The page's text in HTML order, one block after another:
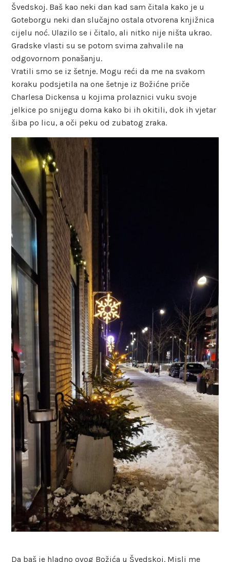
Švedskoj. Baš kao neki dan kad sam čitala kako je u
Goteborgu neki dan slučajno ostala otvorena knjižnica
cijelu noć. Ulazilo se i čitalo, ali nitko nije ništa ukrao.
Gradske vlasti su se potom svima zahvalile na
odgovornom ponašanju.
Vratili smo se iz šetnje. Mogu reći da me na svakom
koraku podsjetila na one šetnje iz Božićne priče
Charlesa Dickensa u kojima prolaznici vuku svoje
jelkice po snijegu doma kako bi ih okitili, dok ih vjetar
šiba po licu, a oči peku od zubatog zraka.
Da baš je hladno ovog Božića u Švedskoj. Misli me